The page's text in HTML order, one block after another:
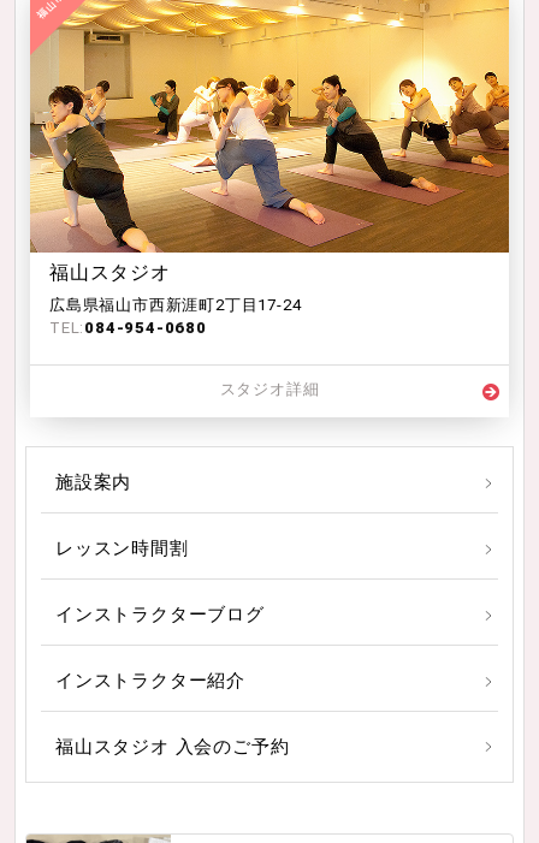
福山スタジオ
広島県福山市西新涯町2丁目17-24
TEL: 084-954-0680
スタジオ詳細
施設案内
レッスン時間割
インストラクターブログ
インストラクター紹介
福山スタジオ 入会のご予約